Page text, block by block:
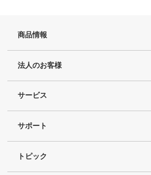
商品情報
法人のお客様
サービス
サポート
トピック